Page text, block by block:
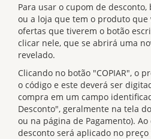
Para usar o cupom de
ou a loja que tem o produto que
ofertas que tiverem o botão
clicar nele, que se abrirá uma
revelado.
Clicando no botão "COPIAR", o
o código e este deverá ser
compra em um campo
Desconto", geralmente na tela
ou na página de Pagamento).
desconto será aplicado no